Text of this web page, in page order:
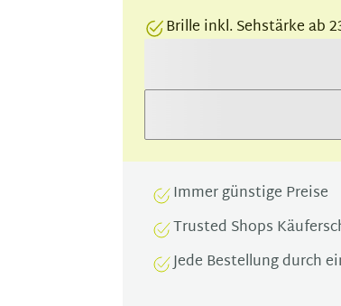
Brille inkl. Sehstärke ab
Immer günstige Preise
Trusted Shops
Jede Bestellung durch